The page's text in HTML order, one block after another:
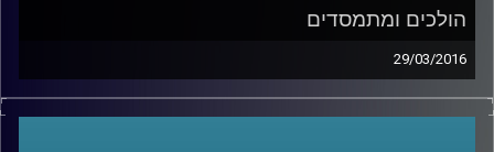
הולכים ומתמסדים
29/03/2016
ראש החוג למדיניות ציבורית באוניברסיטת תל